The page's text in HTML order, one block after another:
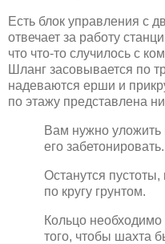
Есть блок управления с
отвечает за работу
что что-то случилось с
Шланг засовывается по
надеваются ерши и
по этажу представлена
Вам нужно уложить
его забетонировать.
Останутся
по кругу грунтом.
Кольцо
того, чтобы шахта